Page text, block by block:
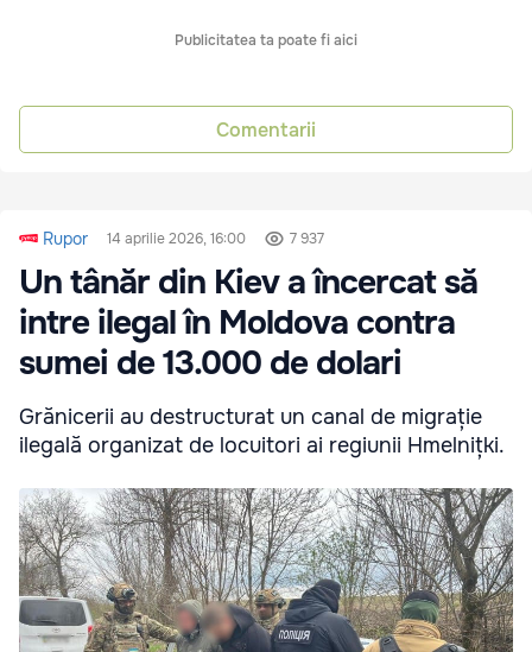
Publicitatea ta poate fi aici
Comentarii
Rupor 14 aprilie 2026, 16:00 7 937
Un tânăr din Kiev a încercat să
intre ilegal în Moldova contra
sumei de 13.000 de dolari
Grănicerii au destructurat un canal de migrație
ilegală organizat de locuitori ai regiunii Hmelnițki.